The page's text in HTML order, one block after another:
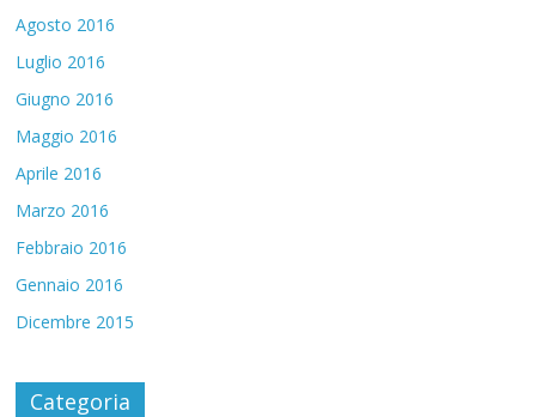
Agosto 2016
Luglio 2016
Giugno 2016
Maggio 2016
Aprile 2016
Marzo 2016
Febbraio 2016
Gennaio 2016
Dicembre 2015
Categoria